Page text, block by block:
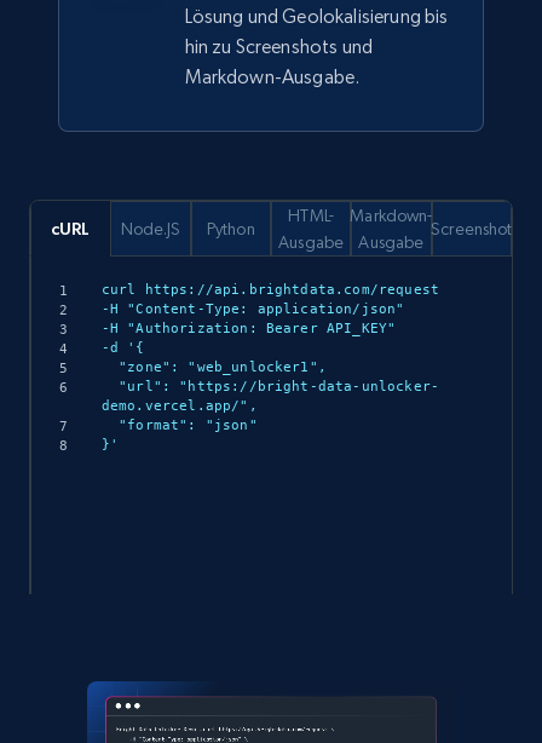
Lösung und Geolokalisierung bis
hin zu Screenshots und
Markdown-Ausgabe.
cURL
curl https://api.brightdata.com/request
-H "Content-Type: application/json"
-H "Authorization: Bearer API_KEY"
-d '{
demo.vercel.app/",
}'
Node.JS Python
HTML-
Ausgabe
Markdown-
Ausgabe
Screenshot